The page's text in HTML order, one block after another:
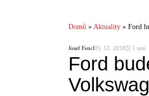
Domů » Aktuality » Ford
Josef Fencl05. 12. 2018🕓 1 min
Ford